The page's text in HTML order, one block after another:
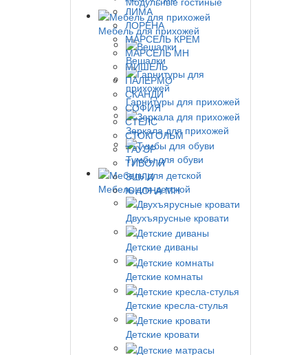
ЛИМА
ЛОРЕНА
МАРСЕЛЬ КРЕМ
МАРСЕЛЬ МН
МИШЕЛЬ
ПАЛЕРМО
СКАНДИ
СОФИЯ
СТЕЛС
СТОКГОЛЬМ
ТАУЭР
ТИВОЛИ
ЭШЛИ
ЮНОНА МН
Мебель для прихожей
Вешалки
Гарнитуры для прихожей
Зеркала для прихожей
Тумбы для обуви
Мебель для детской
Двухъярусные кровати
Детские диваны
Детские комнаты
Детские кресла-стулья
Детские кровати